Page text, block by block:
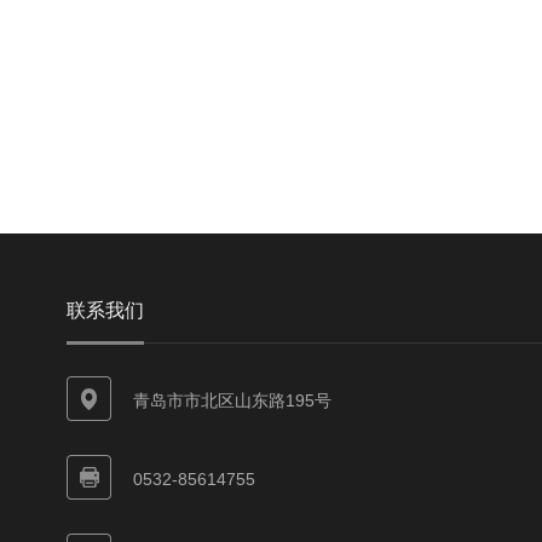
联系我们
青岛市市北区山东路195号
0532-85614755